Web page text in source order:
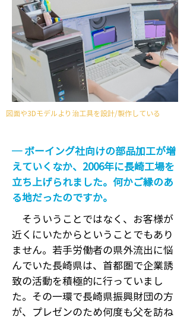
図面や3Dモデルより治工具を設計/製作している
─ ボーイング社向けの部品加工が増
えていくなか、2006年に長崎工場を
立ち上げられました。何かご縁のあ
る地だったのですか。
そういうことではなく、お客様が
近くにいたからということでもあり
ません。若手労働者の県外流出に悩
んでいた長崎県は、首都圏で企業誘
致の活動を積極的に行っていまし
た。その一環で長崎県振興財団の方
が、プレゼンのため何度も父を訪ね